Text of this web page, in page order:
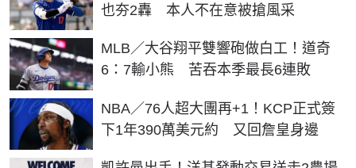
也夯2轟 本人不在意被搶風采
MLB／大谷翔平雙響砲做白工！道奇
6：7輸小熊 苦吞本季最長6連敗
NBA／76人超大團再+1！KCP正式簽
下1年390萬美元約 又回詹皇身邊